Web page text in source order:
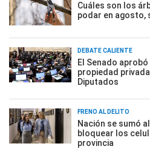
Cuáles son los
podar en agosto,
DEBATE CALIENTE
El Senado
propiedad
Diputados
FRENO AL DELITO
Nación se sumó
bloquear los
provincia